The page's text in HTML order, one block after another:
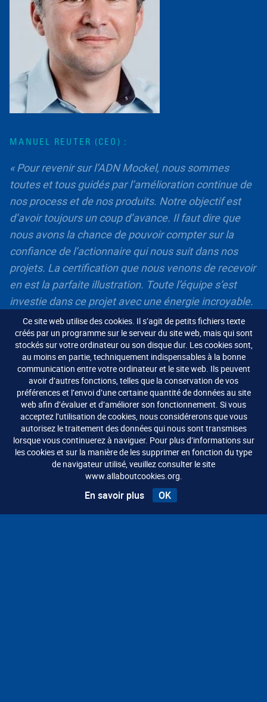
MANUEL REUTER (CEO) :
« Pour revenir sur l’ADN Mockel, nous sommes
toutes et tous guidés par l’amélioration continue de
nos process et de nos produits. Notre objectif est
d’avoir toujours un coup d’avance. Il faut dire que
nous avons la chance de pouvoir compter sur la
confiance de l’actionnaire qui nous suit dans nos
projets. La certification que nous venons de recevoir
en est la parfaite illustration. Toute l’équipe s’est
investie dans ce projet avec une énergie incroyable.
C’est là qu’on reconnaît la mentalité germanophone
qui consiste à ne jamais se satisfaire du minimum.
La certification Factory of the Future démontre que
nous sommes dans la bonne direction, ici et
aujourd’hui mais aussi pour les années qui viennent,
et ce, dans tous des domaines extrêmement
exigeants ».
Vous avez des questions ? Notre équipe y
Ce site web utilise des cookies. Il s’agit de petits fichiers texte
créés par un programme sur le serveur du site web, mais qui sont
stockés sur votre ordinateur ou son disque dur. Les cookies sont,
au moins en partie, techniquement indispensables à la bonne
communication entre votre ordinateur et le site web. Ils peuvent
avoir d’autres fonctions, telles que la conservation de vos
préférences et l’envoi d’une certaine quantité de données au site
web afin d’évaluer et d’améliorer son fonctionnement. Si vous
acceptez l’utilisation de cookies, nous considérerons que vous
autorisez le traitement des données qui nous sont transmises
lorsque vous continuerez à naviguer. Pour plus d’informations sur
les cookies et sur la manière de les supprimer en fonction du type
de navigateur utilisé, veuillez consulter le site
www.allaboutcookies.org.
En savoir plus OK